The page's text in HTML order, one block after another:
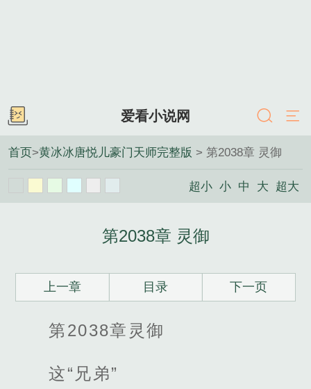
爱看小说网
首页>黄冰冰唐悦儿豪门天师完整版 > 第2038章 灵御
超小 小 中 大 超大
第2038章 灵御
上一章 目录 下一页
第2038章灵御
这“兄弟”